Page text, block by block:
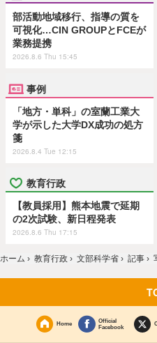
部活動地域移行、指導の質を
可視化…CIN GROUPとFCEが
業務提携
2026.8.6 Thu 15:45
事例
「地方・単科」の室蘭工業大
学が示した大学DX成功の処方
箋
2026.8.4 Tue 12:15
教育行政
【教員採用】熊本地震で延期
の2次試験、新日程発表
2026.8.6 Thu 17:15
ホーム › 教育行政 › 文部科学省 › 記事 ›
Home
Official
Facebook